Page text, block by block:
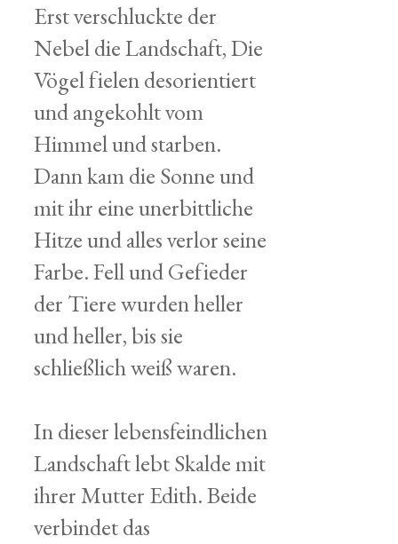
Erst verschluckte der
Nebel die Landschaft, Die
Vögel fielen desorientiert
und angekohlt vom
Himmel und starben.
Dann kam die Sonne und
mit ihr eine unerbittliche
Hitze und alles verlor seine
Farbe. Fell und Gefieder
der Tiere wurden heller
und heller, bis sie
schließlich weiß waren.
In dieser lebensfeindlichen
Landschaft lebt Skalde mit
ihrer Mutter Edith. Beide
verbindet das